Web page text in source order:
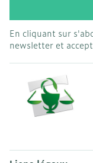
En cliquant sur
newsletter et